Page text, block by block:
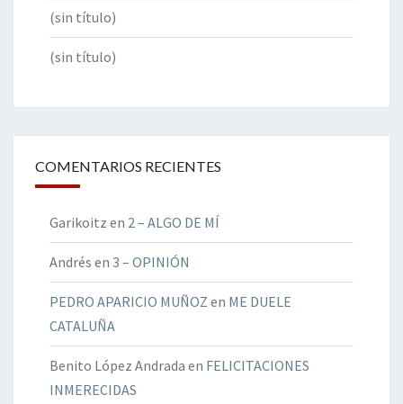
(sin título)
(sin título)
COMENTARIOS RECIENTES
Garikoitz en 2 – ALGO DE MÍ
Andrés en 3 – OPINIÓN
PEDRO APARICIO MUÑOZ en ME DUELE
CATALUÑA
Benito López Andrada en FELICITACIONES
INMERECIDAS